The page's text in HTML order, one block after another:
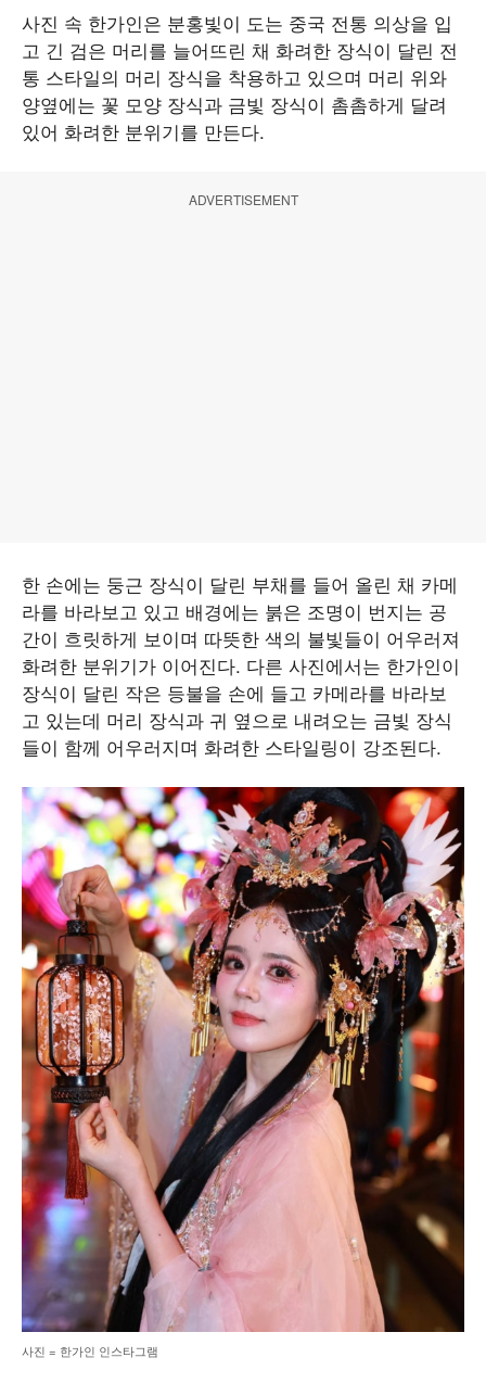
사진 속 한가인은 분홍빛이 도는 중국 전통 의상을 입
고 긴 검은 머리를 늘어뜨린 채 화려한 장식이 달린 전
통 스타일의 머리 장식을 착용하고 있으며 머리 위와
양옆에는 꽃 모양 장식과 금빛 장식이 촘촘하게 달려
있어 화려한 분위기를 만든다.
ADVERTISEMENT
한 손에는 둥근 장식이 달린 부채를 들어 올린 채 카메
라를 바라보고 있고 배경에는 붉은 조명이 번지는 공
간이 흐릿하게 보이며 따뜻한 색의 불빛들이 어우러져
화려한 분위기가 이어진다. 다른 사진에서는 한가인이
장식이 달린 작은 등불을 손에 들고 카메라를 바라보
고 있는데 머리 장식과 귀 옆으로 내려오는 금빛 장식
들이 함께 어우러지며 화려한 스타일링이 강조된다.
사진 = 한가인 인스타그램